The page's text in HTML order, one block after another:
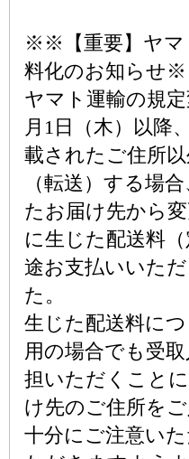
※※【重要】ヤマ
料化のお知らせ
ヤマト運輸の規
月1日（木）以降
載されたご住所
（転送）する場
たお届け先から
に生じた配送料
途お支払いいた
た。
生じた配送料に
用の場合でも受
担いただくこと
け先のご住所を
十分にご注意い